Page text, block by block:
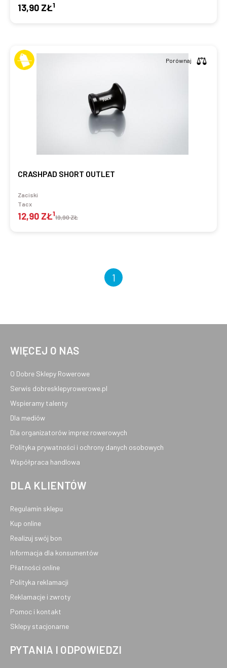
13,90 ZŁ1
CRASHPAD SHORT OUTLET
Zaciski
Tacx
12,90 ZŁ119,90 ZŁ
Porównaj
1
WIĘCEJ O NAS
O Dobre Sklepy Rowerowe
Serwis dobresklepyrowerowe.pl
Wspieramy talenty
Dla mediów
Dla organizatorów imprez rowerowych
Polityka prywatności i ochrony danych osobowych
Współpraca handlowa
DLA KLIENTÓW
Regulamin sklepu
Kup online
Realizuj swój bon
Informacja dla konsumentów
Płatności online
Polityka reklamacji
Reklamacje i zwroty
Pomoc i kontakt
Sklepy stacjonarne
PYTANIA I ODPOWIEDZI